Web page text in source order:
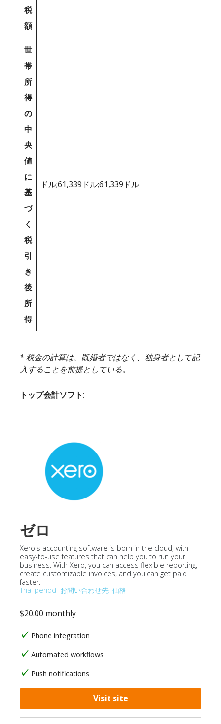
税
額
世
帯
所
得
の
中
央
値
に
基
づ
く
税
引
き
後
所
得
ドル;61,339ドル;61,339ドル
* 税金の計算は、既婚者ではなく、独身者として記
入することを前提としている。
トップ会計ソフト:
ゼロ
Xero's accounting software is born in the cloud, with
easy-to-use features that can help you to run your
business. With Xero, you can access flexible reporting,
create customizable invoices, and you can get paid
faster.
Trial period お問い合わせ先 価格
$20.00 monthly
Phone integration
Automated workflows
Push notifications
Visit site